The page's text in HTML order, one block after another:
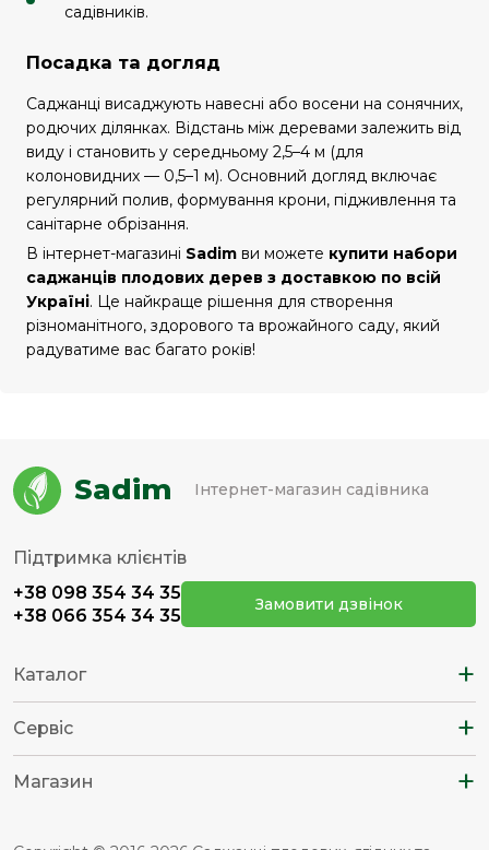
садівників.
Посадка та догляд
Саджанці висаджують навесні або восени на сонячних,
родючих ділянках. Відстань між деревами залежить від
виду і становить у середньому 2,5–4 м (для
колоновидних — 0,5–1 м). Основний догляд включає
регулярний полив, формування крони, підживлення та
санітарне обрізання.
В інтернет-магазині Sadim ви можете купити набори
саджанців плодових дерев з доставкою по всій
Україні. Це найкраще рішення для створення
різноманітного, здорового та врожайного саду, який
радуватиме вас багато років!
Sadim Інтернет-магазин садівника
Підтримка клієнтів
+38 098 354 34 35
+38 066 354 34 35
Замовити дзвінок
Каталог +
Сервіс +
Магазин +